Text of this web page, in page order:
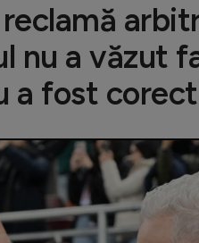
nu a văzut
a fost